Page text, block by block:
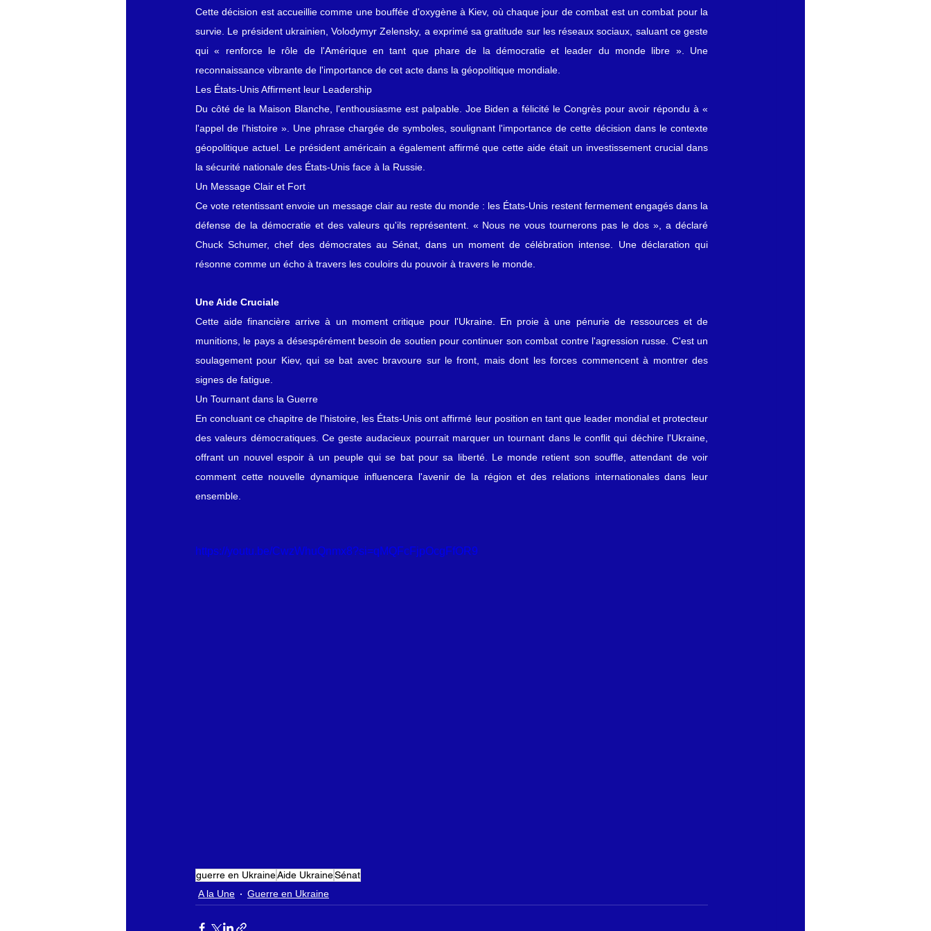
Cette décision est accueillie comme une bouffée d'oxygène à Kiev, où chaque jour de combat est un combat pour la
survie. Le président ukrainien, Volodymyr Zelensky, a exprimé sa gratitude sur les réseaux sociaux, saluant ce geste
qui « renforce le rôle de l'Amérique en tant que phare de la démocratie et leader du monde libre ». Une
reconnaissance vibrante de l'importance de cet acte dans la géopolitique mondiale.
Les États-Unis Affirment leur Leadership
Du côté de la Maison Blanche, l'enthousiasme est palpable. Joe Biden a félicité le Congrès pour avoir répondu à «
l'appel de l'histoire ». Une phrase chargée de symboles, soulignant l'importance de cette décision dans le contexte
géopolitique actuel. Le président américain a également affirmé que cette aide était un investissement crucial dans
la sécurité nationale des États-Unis face à la Russie.
Un Message Clair et Fort
Ce vote retentissant envoie un message clair au reste du monde : les États-Unis restent fermement engagés dans la
défense de la démocratie et des valeurs qu'ils représentent. « Nous ne vous tournerons pas le dos », a déclaré
Chuck Schumer, chef des démocrates au Sénat, dans un moment de célébration intense. Une déclaration qui
résonne comme un écho à travers les couloirs du pouvoir à travers le monde.
Une Aide Cruciale
Cette aide financière arrive à un moment critique pour l'Ukraine. En proie à une pénurie de ressources et de
munitions, le pays a désespérément besoin de soutien pour continuer son combat contre l'agression russe. C'est un
soulagement pour Kiev, qui se bat avec bravoure sur le front, mais dont les forces commencent à montrer des
signes de fatigue.
Un Tournant dans la Guerre
En concluant ce chapitre de l'histoire, les États-Unis ont affirmé leur position en tant que leader mondial et protecteur
des valeurs démocratiques. Ce geste audacieux pourrait marquer un tournant dans le conflit qui déchire l'Ukraine,
offrant un nouvel espoir à un peuple qui se bat pour sa liberté. Le monde retient son souffle, attendant de voir
comment cette nouvelle dynamique influencera l'avenir de la région et des relations internationales dans leur
ensemble.
https://youtu.be/CwzWhuQnmx8?si=qMQFcFjpOcgFfOR9
guerre en UkraineAide UkraineSénat
A la Une
Guerre en Ukraine